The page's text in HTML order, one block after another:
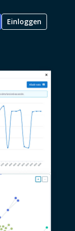
Einloggen